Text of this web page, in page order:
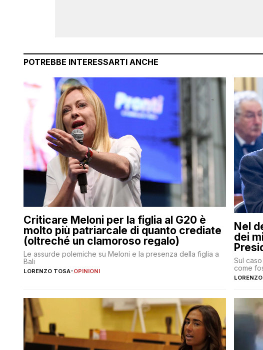
POTREBBE INTERESSARTI ANCHE
Criticare Meloni per la figlia al G20 è
molto più patriarcale di quanto crediate
(oltreché un clamoroso regalo)
Le assurde polemiche su Meloni e la presenza della figlia a
Bali
LORENZO TOSA-OPINIONI
Nel
dei
Sul
come